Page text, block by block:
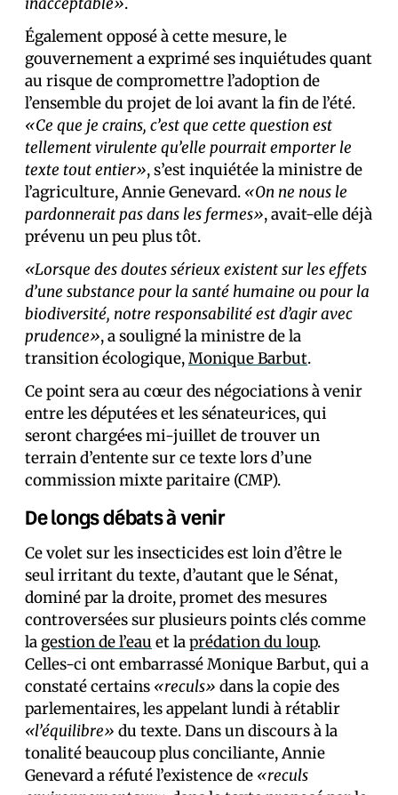
Également opposé à cette mesure, le
gouvernement a exprimé ses inquiétudes quant
au risque de compromettre l’adoption de
l’ensemble du projet de loi avant la fin de l’été.
«Ce que je crains, c’est que cette question est
tellement virulente qu’elle pourrait emporter le
texte tout entier», s’est inquiétée la ministre de
l’agriculture, Annie Genevard. «On ne nous le
pardonnerait pas dans les fermes», avait-elle déjà
prévenu un peu plus tôt.
«Lorsque des doutes sérieux existent sur les effets
d’une substance pour la santé humaine ou pour la
biodiversité, notre responsabilité est d’agir avec
prudence», a souligné la ministre de la
transition écologique,Monique Barbut.
Ce point sera au cœur des négociations à venir
entre les député·es et les sénateur·ices, qui
seront chargé·es mi-juillet de trouver un
terrain d’entente sur ce texte lors d’une
commission mixte paritaire (CMP).
De longs débats à venir
Ce volet sur les insecticides est loin d’être le
seul irritant du texte, d’autant que le Sénat,
dominé par la droite, promet des mesures
controversées sur plusieurs points clés comme
la gestion de l’eau et laprédation du loup.
Celles-ci ont embarrassé Monique Barbut, qui a
constaté certains «reculs» dans la copie des
parlementaires, les appelant lundi à rétablir
«l’équilibre» du texte. Dans un discours à la
tonalité beaucoup plus conciliante, Annie
Genevard a réfuté l’existence de «reculs